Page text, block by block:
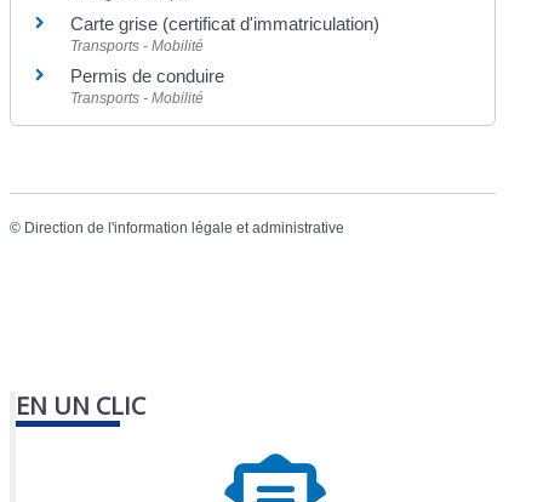
Carte grise (certificat d'immatriculation)
Transports - Mobilité
Permis de conduire
Transports - Mobilité
© Direction de l'information légale et administrative
EN UN CLIC